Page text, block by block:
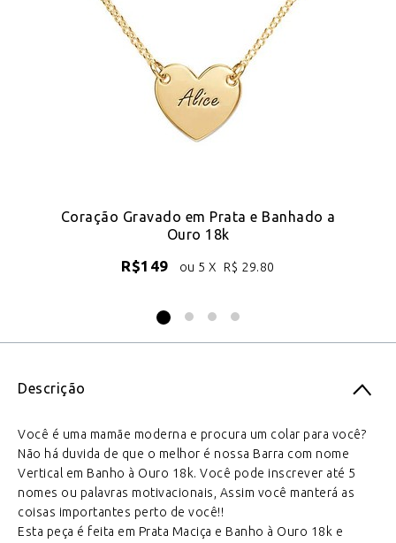
Coração Gravado em Prata e Banhado a
Ouro 18k
R$149 ou 5 X R$ 29.80
Descrição
Você é uma mamãe moderna e procura um colar para você?
Não há duvida de que o melhor é nossa Barra com nome
Vertical em Banho à Ouro 18k. Você pode inscrever até 5
nomes ou palavras motivacionais, Assim você manterá as
coisas importantes perto de você!!
Esta peça é feita em Prata Maciça e Banho à Ouro 18k e